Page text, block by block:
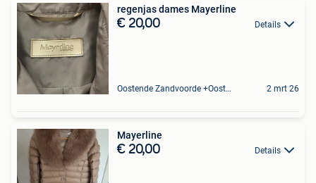
regenjas dames Mayerline
€ 20,00 Details
Oostende Zandvoorde +Oostende 2 mrt 26
Mayerline
€ 20,00 Details